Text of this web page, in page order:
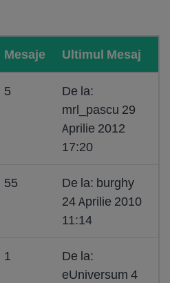
Mesaje Ultimul Mesaj
5
De la:
mrl_pascu 29
Aprilie 2012
17:20
55
De la: burghy
24 Aprilie 2010
11:14
1
De la:
eUniversum 4